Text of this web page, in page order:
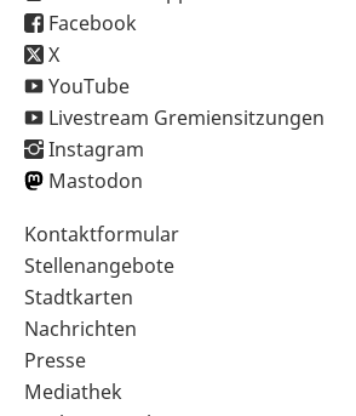
Facebook
X
YouTube
Livestream Gremiensitzungen
Instagram
Mastodon
Sekundärnavigation
im
Fußbereich
Kontaktformular
Stellenangebote
Stadtkarten
Nachrichten
Presse
Mediathek